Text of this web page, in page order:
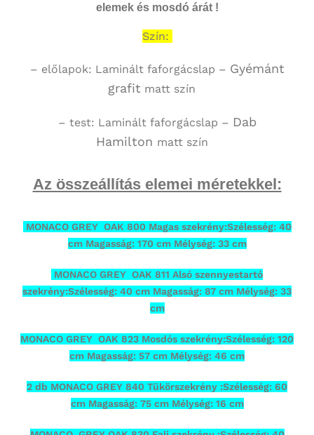
elemek és mosdó árát !
Szín:
– előlapok: Laminált faforgácslap – Gyémánt
grafit matt szín
– test: Laminált faforgácslap – Dab
Hamilton matt szín
Az összeállítás elemei méretekkel:
MONACO GREY OAK 800 Magas szekrény:Szélesség: 40
cm Magasság: 170 cm Mélység: 33 cm
MONACO GREY OAK 811 Alsó szennyestartó
szekrény:Szélesség: 40 cm Magasság: 87 cm Mélység: 33
cm
MONACO GREY OAK 823 Mosdós szekrény:Szélesség: 120
cm Magasság: 57 cm Mélység: 46 cm
2 db MONACO GREY 840 Tükörszekrény :Szélesség: 60
cm Magasság: 75 cm Mélység: 16 cm